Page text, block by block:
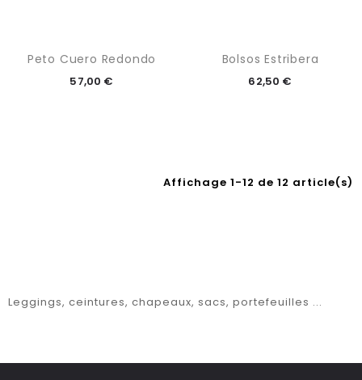
Peto Cuero Redondo
57,00 €
Bolsos Estribera
62,50 €
Affichage 1-12 de 12 article(s)
Leggings, ceintures, chapeaux, sacs, portefeuilles ...